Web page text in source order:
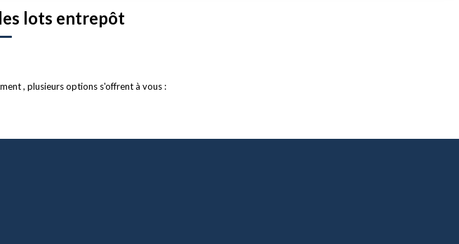
lots entrepôt
, plusieurs options s'offrent à vous :